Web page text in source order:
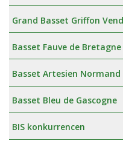
Grand Basset Griffon
Basset Fauve de Bretagne
Basset Artesien Normand
Basset Bleu de Gascogne
BIS konkurrencen